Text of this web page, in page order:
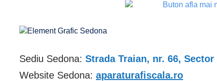
Sediu Sedona: Strada Traian, nr. 66,
Website Sedona: aparaturafiscala.ro